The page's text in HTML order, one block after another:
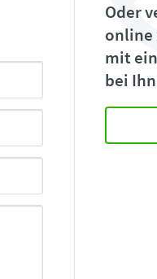
Oder
online
mit
bei